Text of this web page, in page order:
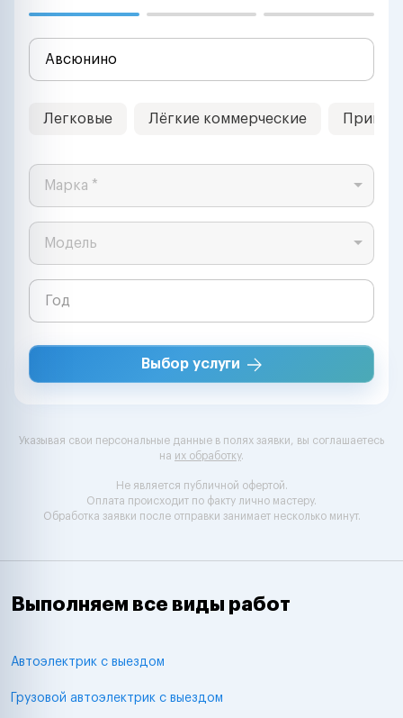
Легковые Лёгкие коммерческие
Марка *
Модель
Выбор услуги
Указывая свои персональные данные в полях заявки, вы соглашаетесь
на их обработку.
Не является публичной офертой.
Оплата происходит по факту лично мастеру.
Обработка заявки после отправки занимает несколько минут.
Выполняем все виды работ
Автоэлектрик с выездом
Грузовой автоэлектрик с выездом